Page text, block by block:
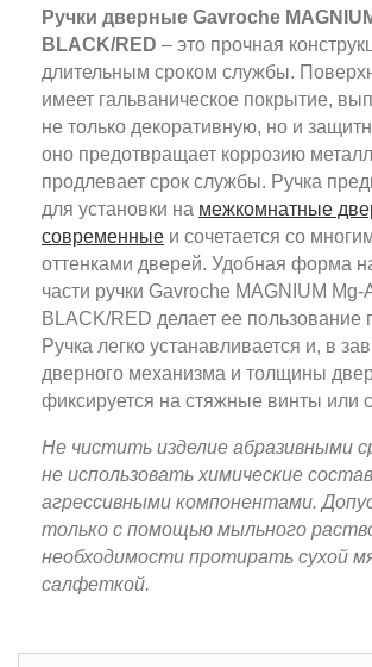
Ручки дверные Gavroche
BLACK/RED – это прочная
длительным сроком службы.
имеет гальваническое покрытие,
не только декоративную, но и
оно предотвращает коррозию
продлевает срок службы. Ручка
для установки на межкомнатные
современные и сочетается со
оттенками дверей. Удобная форма
части ручки Gavroche MAGNIUM Mg-
BLACK/RED делает ее пользование
Ручка легко устанавливается и, в
дверного механизма и толщины
фиксируется на стяжные винты или
Не чистить изделие абразивными
не использовать химические
агрессивными компонентами.
только с помощью мыльного
необходимости протирать сухой
салфеткой.